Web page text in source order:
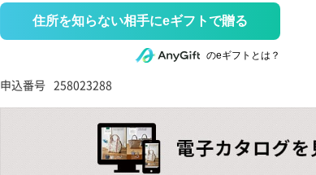
住所を知らない相手にeギフトで贈る
のeギフトとは？
申込番号 258023288